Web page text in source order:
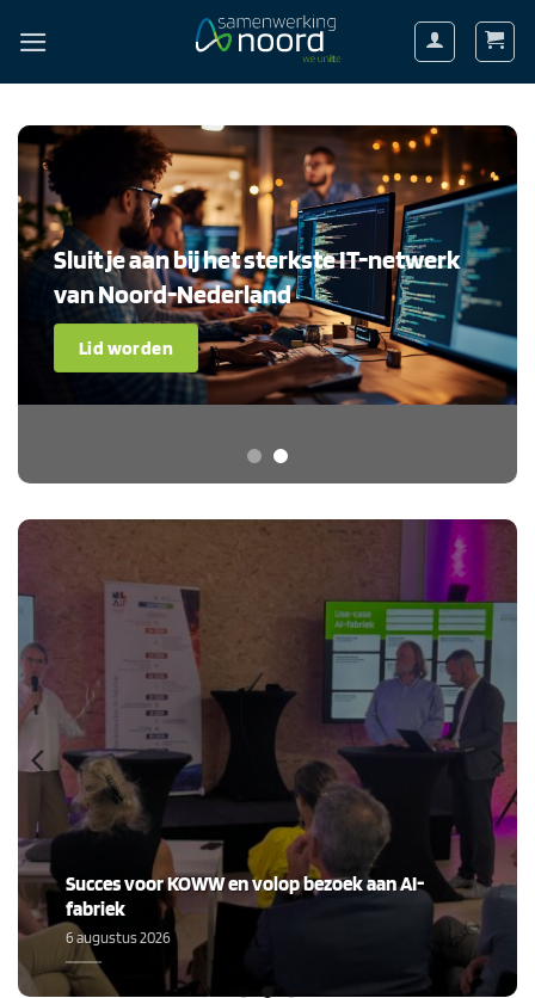
naar
Sluit je aan bij het sterkste IT-netwerk
van Noord-Nederland
Lid worden
Succes voor KOWW en volop bezoek aan AI-
fabriek
6 augustus 2026